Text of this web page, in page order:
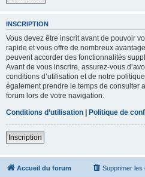
INSCRIPTION
Vous devez être inscrit avant de pouvoir
rapide et vous offre de nombreux
peuvent accorder des fonctionnalités
Avant de vous inscrire, assurez-vous
conditions d’utilisation et de notre
également prendre le temps de consulter
forum lors de votre navigation.
Conditions d’utilisation | Politique de
Inscription
Accueil du forum Supprimer les